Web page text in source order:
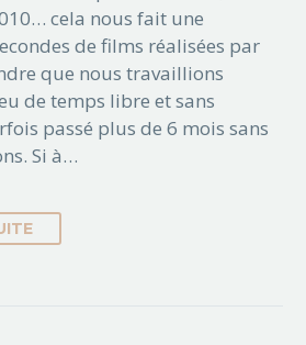
cela nous fait une
de films réalisées par
que nous travaillions
de temps libre et sans
passé plus de 6 mois sans
Si à…